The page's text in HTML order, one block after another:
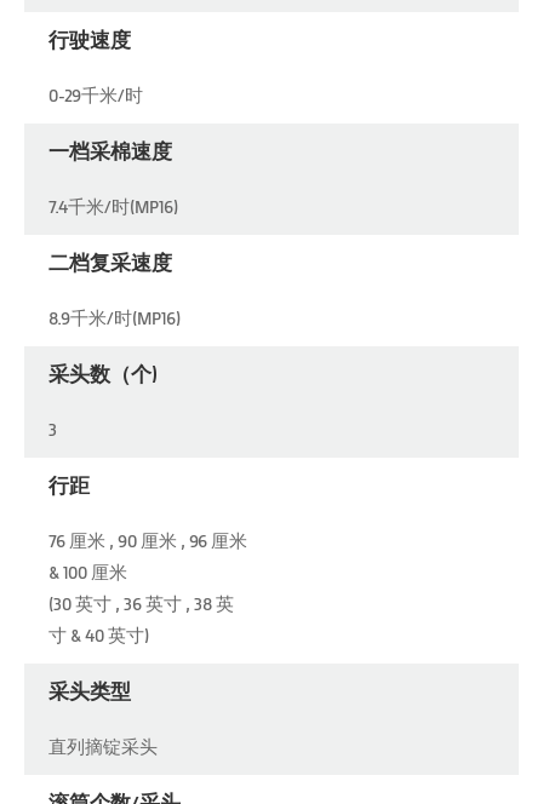
行驶速度
0-29千米/时
一档采棉速度
7.4千米/时(MP16)
二档复采速度
8.9千米/时(MP16)
采头数（个)
3
行距
76 厘米 , 90 厘米 , 96 厘米
& 100 厘米
(30 英寸 , 36 英寸 , 38 英
寸 & 40 英寸)
采头类型
直列摘锭采头